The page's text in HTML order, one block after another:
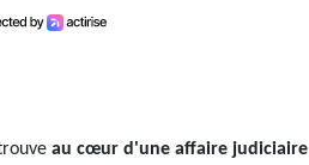
au cœur d'une affaire judiciaire